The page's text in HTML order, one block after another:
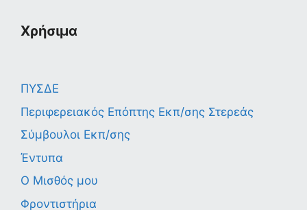
Χρήσιμα
ΠΥΣΔΕ
Περιφερειακός Επόπτης Εκπ/σης Στερεάς
Σύμβουλοι Εκπ/σης
Έντυπα
Ο Μισθός μου
Φροντιστήρια